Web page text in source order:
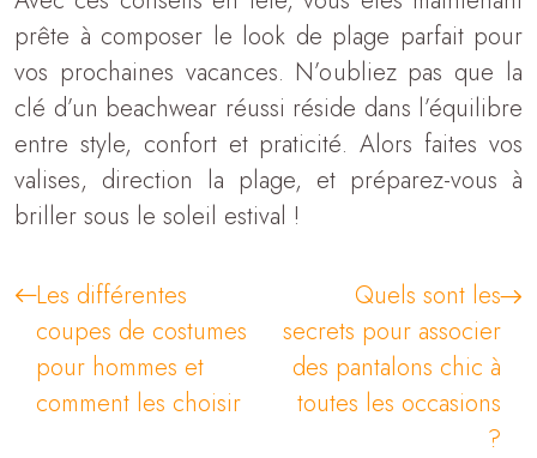
prête à composer le look de plage parfait pour
vos prochaines vacances. N’oubliez pas que la
clé d’un beachwear réussi réside dans l’équilibre
entre style, confort et praticité. Alors faites vos
valises, direction la plage, et préparez-vous à
briller sous le soleil estival !
Les différentes
coupes de costumes
pour hommes et
comment les choisir
Quels sont les
secrets pour associer
des pantalons chic à
toutes les occasions
?